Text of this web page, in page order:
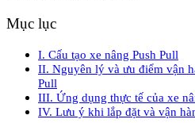
Mục lục
I. Cấu tạo xe nâng Push Pull
II. Nguyên lý và ưu điểm vận
Pull
III. Ứng dụng thực tế của xe
IV. Lưu ý khi lắp đặt và vận